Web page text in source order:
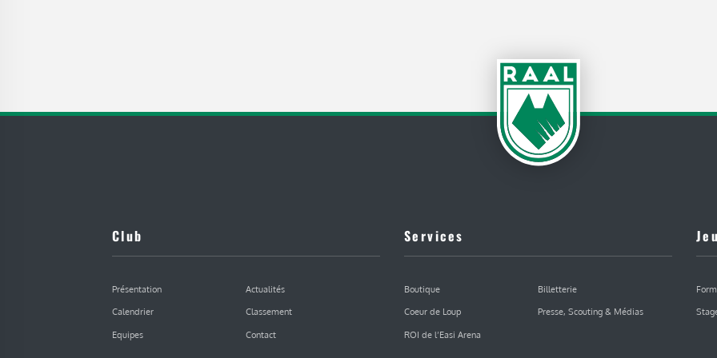
Club
Présentation
Actualités
Calendrier
Classement
Equipes
Contact
Services
Boutique
Billetterie
Coeur de Loup
Presse, Scouting & Médias
ROI de l’Easi Arena